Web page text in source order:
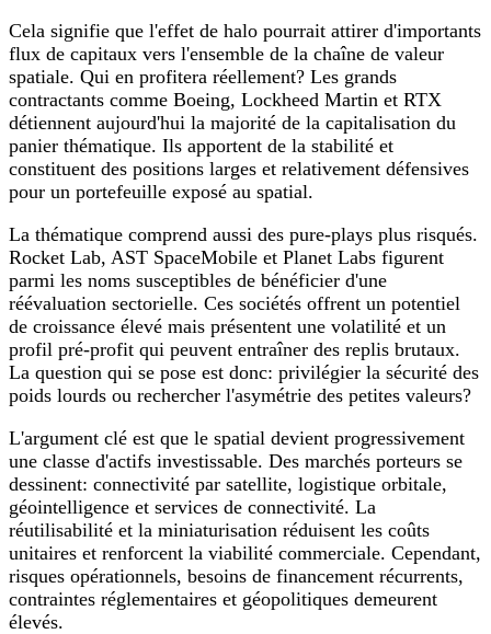
Cela signifie que l'effet de halo pourrait attirer d'importants
flux de capitaux vers l'ensemble de la chaîne de valeur
spatiale. Qui en profitera réellement? Les grands
contractants comme Boeing, Lockheed Martin et RTX
détiennent aujourd'hui la majorité de la capitalisation du
panier thématique. Ils apportent de la stabilité et
constituent des positions larges et relativement défensives
pour un portefeuille exposé au spatial.
La thématique comprend aussi des pure-plays plus risqués.
Rocket Lab, AST SpaceMobile et Planet Labs figurent
parmi les noms susceptibles de bénéficier d'une
réévaluation sectorielle. Ces sociétés offrent un potentiel
de croissance élevé mais présentent une volatilité et un
profil pré‑profit qui peuvent entraîner des replis brutaux.
La question qui se pose est donc: privilégier la sécurité des
poids lourds ou rechercher l'asymétrie des petites valeurs?
L'argument clé est que le spatial devient progressivement
une classe d'actifs investissable. Des marchés porteurs se
dessinent: connectivité par satellite, logistique orbitale,
géointelligence et services de connectivité. La
réutilisabilité et la miniaturisation réduisent les coûts
unitaires et renforcent la viabilité commerciale. Cependant,
risques opérationnels, besoins de financement récurrents,
contraintes réglementaires et géopolitiques demeurent
élevés.